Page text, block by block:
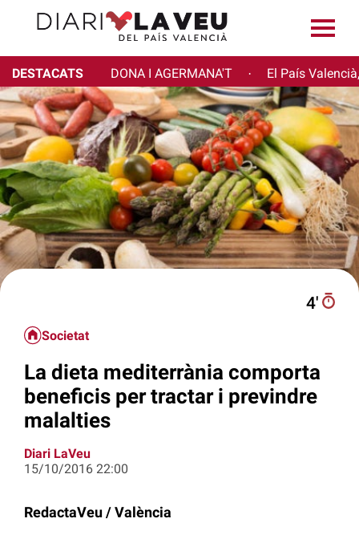
DESTACATS DONA I AGERMANA'T · El País
4′
Societat
La dieta mediterrània comporta
beneficis per tractar i previndre
malalties
Diari LaVeu
15/10/2016 22:00
RedactaVeu / València